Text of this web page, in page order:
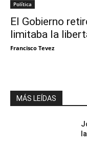
Política
El Gobierno
limitaba la
Francisco Tevez
MÁS LEÍDAS